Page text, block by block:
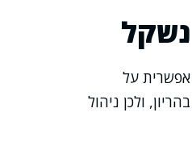
נשקל
אפשרית על
ולכן ניהול